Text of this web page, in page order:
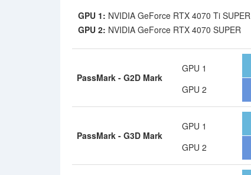
GPU 1: NVIDIA GeForce RTX 4070 Ti SUPER
GPU 2: NVIDIA GeForce RTX 4070 SUPER
PassMark - G2D Mark
GPU 1
GPU 2
PassMark - G3D Mark
GPU 1
GPU 2